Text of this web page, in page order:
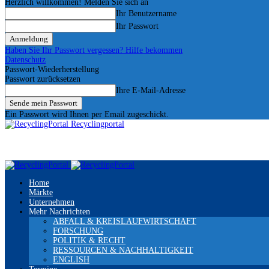
Herzlich willkommen! Melden Sie sich an
Ihr Benutzername
Ihr Passwort
Haben Sie Ihr Passwort vergessen? Hilfe bekommen
Datenschutz
Passwort-Wiederherstellung
Passwort zurücksetzen
Ihre E-Mail-Adresse
Ein Passwort wird Ihnen per Email zugeschickt.
Recyclingportal
Home
Märkte
Unternehmen
Mehr Nachrichten
ABFALL & KREISLAUFWIRTSCHAFT
FORSCHUNG
POLITIK & RECHT
RESSOURCEN & NACHHALTIGKEIT
ENGLISH